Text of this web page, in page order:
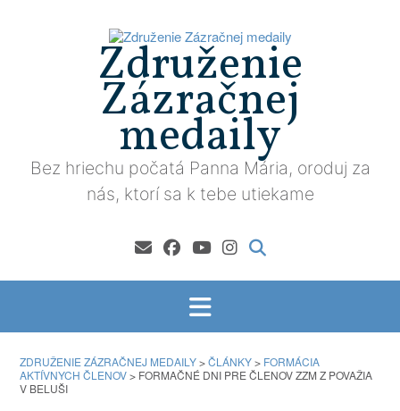
Združenie
Zázračnej
medaily
Bez hriechu počatá Panna Mária, oroduj za
nás, ktorí sa k tebe utiekame
ZDRUŽENIE ZÁZRAČNEJ MEDAILY>ČLÁNKY>FORMÁCIA
AKTÍVNYCH ČLENOV>FORMAČNÉ DNI PRE ČLENOV ZZM Z POVAŽIA
V BELUŠI